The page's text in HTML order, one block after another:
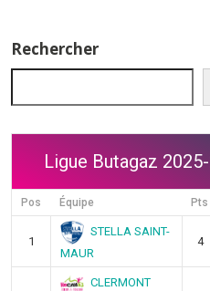
Rechercher
Ligue Butagaz
Pos Équipe Pts
1
STELLA SAINT-
MAUR
4
CLERMONT